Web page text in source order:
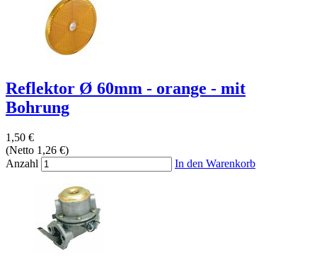
Reflektor Ø 60mm - orange - mit
Bohrung
1,50 €
(Netto 1,26 €)
Anzahl
In den Warenkorb